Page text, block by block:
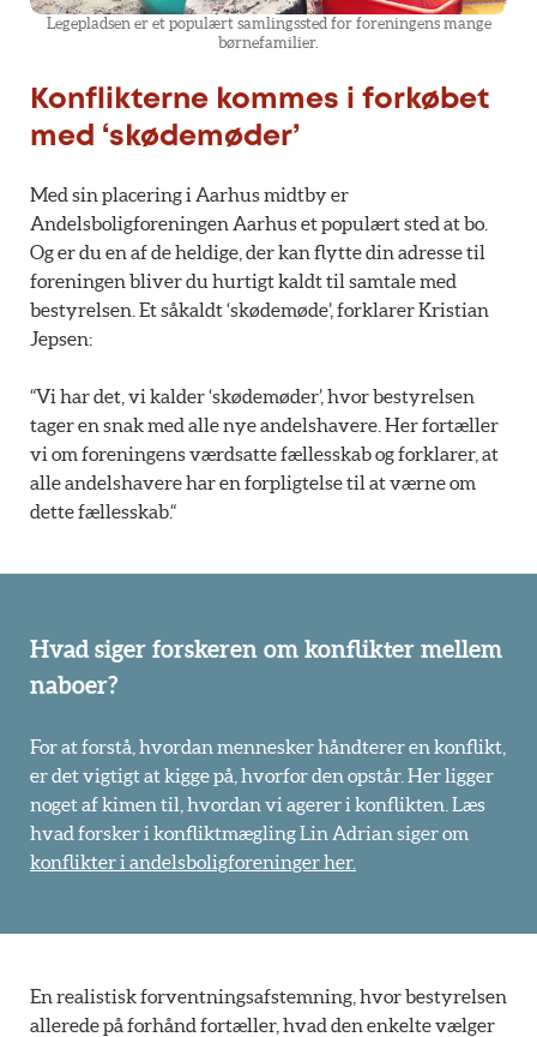
Legepladsen er et populært samlingssted for foreningens mange
børnefamilier.
Konflikterne kommes i forkøbet
med ‘skødemøder’
Med sin placering i Aarhus midtby er
Andelsboligforeningen Aarhus et populært sted at bo.
Og er du en af de heldige, der kan flytte din adresse til
foreningen bliver du hurtigt kaldt til samtale med
bestyrelsen. Et såkaldt ‘skødemøde’, forklarer Kristian
Jepsen:
“Vi har det, vi kalder ‘skødemøder’, hvor bestyrelsen
tager en snak med alle nye andelshavere. Her fortæller
vi om foreningens værdsatte fællesskab og forklarer, at
alle andelshavere har en forpligtelse til at værne om
dette fællesskab.“
Hvad siger forskeren om konflikter mellem
naboer?
For at forstå, hvordan mennesker håndterer en konflikt,
er det vigtigt at kigge på, hvorfor den opstår. Her ligger
noget af kimen til, hvordan vi agerer i konflikten. Læs
hvad forsker i konfliktmægling Lin Adrian siger om
konflikter i andelsboligforeninger her.
En realistisk forventningsafstemning, hvor bestyrelsen
allerede på forhånd fortæller, hvad den enkelte vælger